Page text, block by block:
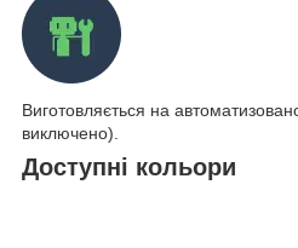
Виготовляється на
виключено).
Доступні кольори